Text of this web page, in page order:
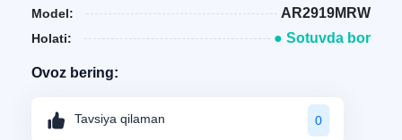
Model: AR2919MRW
Holati: ● Sotuvda bor
Ovoz bering:
Tavsiya qilaman 0